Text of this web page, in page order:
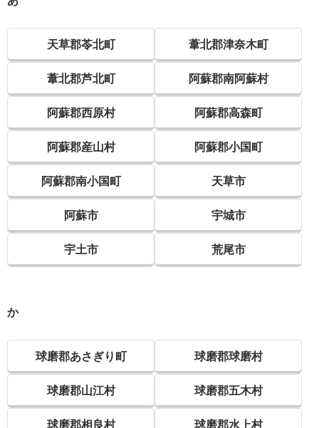
天草郡苓北町 葦北郡津奈木町
葦北郡芦北町 阿蘇郡南阿蘇村
阿蘇郡西原村 阿蘇郡高森町
阿蘇郡産山村 阿蘇郡小国町
阿蘇郡南小国町 天草市
阿蘇市 宇城市
宇土市 荒尾市
か
球磨郡あさぎり町 球磨郡球磨村
球磨郡山江村 球磨郡五木村
球磨郡相良村 球磨郡水上村